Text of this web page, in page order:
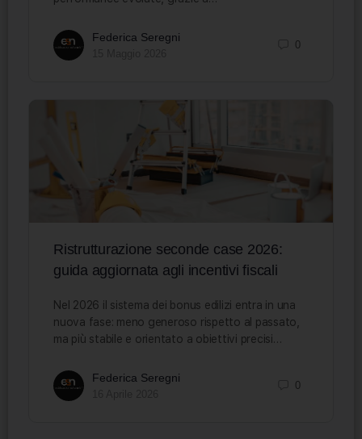
Federica Seregni
0
Ristrutturazione seconde case 2026:
guida aggiornata agli incentivi fiscali
Nel 2026 il sistema dei bonus edilizi entra in una
nuova fase: meno generoso rispetto al passato,
ma più stabile e orientato a obiettivi precisi…
Federica Seregni
0